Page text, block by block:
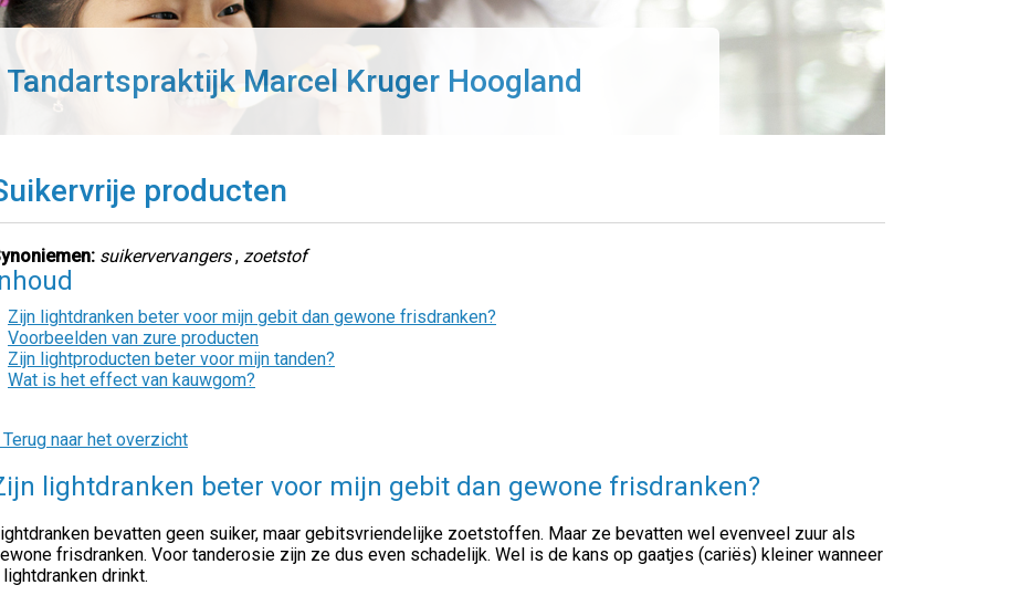
Tandartspraktijk Marcel Kruger Hoogland
producten
suikervervangers, zoetstof
Zijn lightdranken beter voor mijn gebit dan gewone frisdranken?
Voorbeelden van zure producten
Zijn lightproducten beter voor mijn tanden?
Wat is het effect van kauwgom?
Terug naar het overzicht
lightdranken beter voor mijn gebit dan gewone frisdranken?
bevatten geen suiker, maar gebitsvriendelijke zoetstoffen. Maar ze bevatten wel evenveel zuur als
frisdranken. Voor tanderosie zijn ze dus even schadelijk. Wel is de kans op gaatjes (cariës) kleiner wanneer
lightdranken drinkt.